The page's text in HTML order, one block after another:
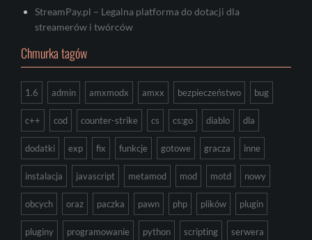
StreamPay.pl – Legalna platforma do dotacji dla
streamerów i twórców
Chmurka tagów
1.6 admin amxmodx amxx bezpieczeństwo bug
c++ cod counter-strike cs cs:go diablo dla
dodatki exp fix funkcje gotowe gracza inne
instalacja javascript metamod mod motd nowy
obcych oraz paczka pawn php plików plugin
pluginy programowanie python scripting serwera